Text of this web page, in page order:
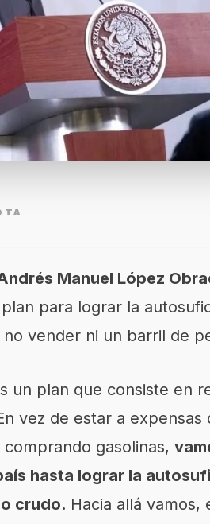
Manuel López
para lograr la
no vender ni un barril de
un plan que consiste en
vez de estar a expensas
gasolinas,
hasta lograr la
crudo. Hacia allá vamos,